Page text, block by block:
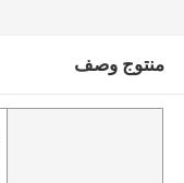
منتوج وصف